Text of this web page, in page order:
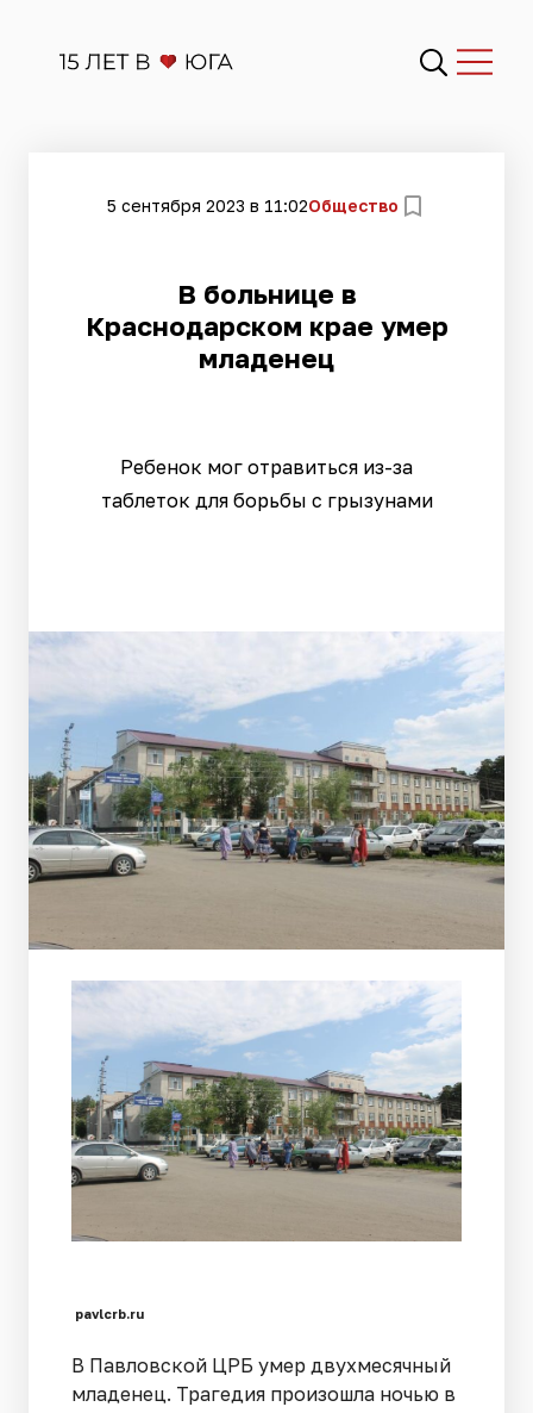
5 сентября 2023 в 11:02Общество
​В больнице в
Краснодарском крае умер
младенец
Ребенок мог отравиться из-за
таблеток для борьбы с грызунами
pavlcrb.ru
В Павловской ЦРБ умер двухмесячный
младенец. Трагедия произошла ночью в